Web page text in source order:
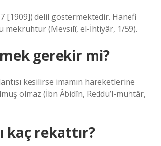
[1909]) delil göstermektedir. Hanefi
mekruhtur (Mevsılî, el-İhtiyâr, 1/59).
gerekir mi?
kesilirse imamın hareketlerine
olmaz (İbn Âbidîn, Reddü’l-muhtâr,
kaç rekattır?